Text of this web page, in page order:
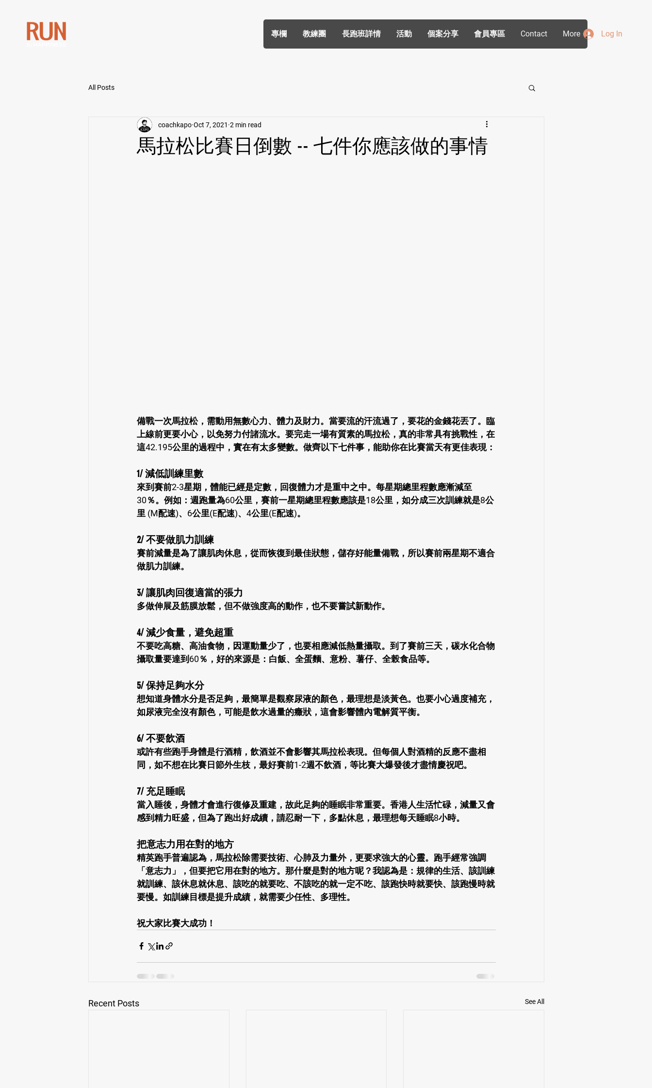
專欄 教練團 長跑班詳情 活動 個案分享 會員專區 Contact More Log In
All Posts
馬拉松比賽日倒數 -- 七件你應該做的事情
coachkapo Oct 7, 2021 2 min read
備戰一次馬拉松，需動用無數心力、體力及財力。當要流的汗流過了，要花的金錢花丟了。臨
上線前更要小心，以免努力付諸流水。要完走一場有質素的馬拉松，真的非常具有挑戰性，在
這42.195公里的過程中，實在有太多變數。做齊以下七件事，能助你在比賽當天有更佳表現：
1/ 減低訓練里數
來到賽前2-3星期，體能已經是定數，回復體力才是重中之中。每星期總里程數應漸減至
30％。例如：週跑量為60公里，賽前一星期總里程數應該是18公里，如分成三次訓練就是8公
里 (M配速)、6公里(E配速)、4公里(E配速)。
2/ 不要做肌力訓練
賽前減量是為了讓肌肉休息，從而恢復到最佳狀態，儲存好能量備戰，所以賽前兩星期不適合
做肌力訓練。
3/ 讓肌肉回復適當的張力
多做伸展及筋膜放鬆，但不做強度高的動作，也不要嘗試新動作。
4/ 減少食量，避免超重
不要吃高糖、高油食物，因運動量少了，也要相應減低熱量攝取。到了賽前三天，碳水化合物
攝取量要達到60％，好的來源是：白飯、全蛋麵、意粉、薯仔、全榖食品等。
5/ 保持足夠水分
想知道身體水分是否足夠，最簡單是觀察尿液的顏色，最理想是淡黃色。也要小心過度補充，
如尿液完全沒有顏色，可能是飲水過量的癥狀，這會影響體內電解質平衡。
6/ 不要飲酒
或許有些跑手身體是行酒精，飲酒並不會影響其馬拉松表現。但每個人對酒精的反應不盡相
同，如不想在比賽日節外生枝，最好賽前1-2週不飲酒，等比賽大爆發後才盡情慶祝吧。
7/ 充足睡眠
當入睡後，身體才會進行復修及重建，故此足夠的睡眠非常重要。香港人生活忙碌，減量又會
感到精力旺盛，但為了跑出好成續，請忍耐一下，多點休息，最理想每天睡眠8小時。
把意志力用在對的地方
精英跑手普遍認為，馬拉松除需要技術、心肺及力量外，更要求強大的心靈。跑手經常強調
「意志力」，但要把它用在對的地方。那什麼是對的地方呢？我認為是：規律的生活、該訓練
就訓練、該休息就休息、該吃的就要吃、不該吃的就一定不吃、該跑快時就要快、該跑慢時就
要慢。如訓練目標是提升成績，就需要少任性、多理性。
祝大家比賽大成功！
Recent Posts See All